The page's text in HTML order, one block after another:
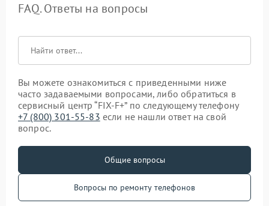
FAQ. Ответы на вопросы
Вы можете ознакомиться с приведенными ниже
часто задаваемыми вопросами, либо обратиться в
сервисный центр “FIX-F+” по следующему телефону
+7 (800) 301-55-83 если не нашли ответ на свой
вопрос.
Общие вопросы
Вопросы по ремонту телефонов